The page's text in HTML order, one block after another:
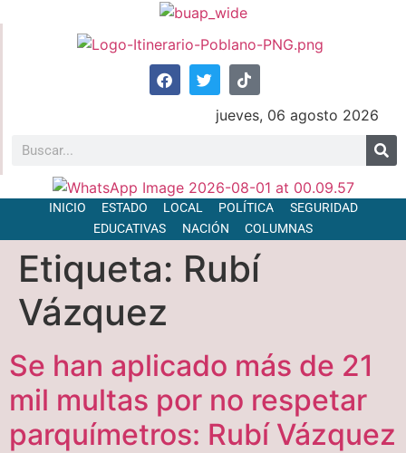
jueves, 06 agosto 2026
INICIO ESTADO LOCAL POLÍTICA
SEGURIDAD
EDUCATIVAS
NACIÓN COLUMNAS
Etiqueta: Rubí
Vázquez
Se han aplicado más de 21
mil multas por no respetar
parquímetros: Rubí Vázquez